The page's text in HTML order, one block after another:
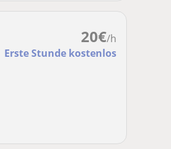
20€/h
Erste Stunde kostenlos